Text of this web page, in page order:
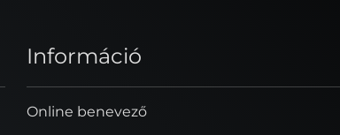
Információ
Online benevező